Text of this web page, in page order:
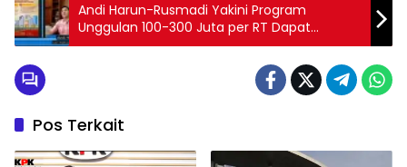
Andi Harun-Rusmadi Yakini Program
Unggulan 100-300 Juta per RT Dapat
Mempercepat Proses Pembangunan di
Pos Terkait